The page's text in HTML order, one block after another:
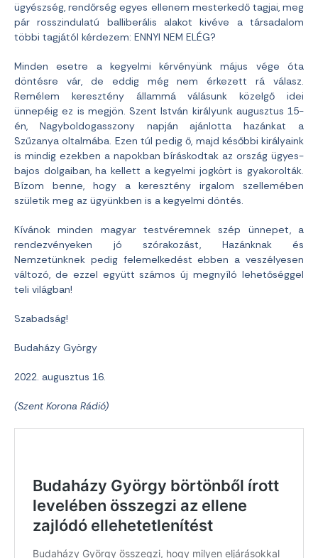
ügyészség, rendőrség egyes ellenem mesterkedő tagjai, meg
pár rosszindulatú balliberális alakot kivéve a társadalom
többi tagjától kérdezem: ENNYI NEM ELÉG?
Minden esetre a kegyelmi kérvényünk május vége óta
döntésre vár, de eddig még nem érkezett rá válasz.
Remélem keresztény állammá válásunk közelgő idei
ünnepéig ez is megjön. Szent István királyunk augusztus 15-
én, Nagyboldogasszony napján ajánlotta hazánkat a
Szűzanya oltalmába. Ezen túl pedig ő, majd későbbi királyaink
is mindig ezekben a napokban bíráskodtak az ország ügyes-
bajos dolgaiban, ha kellett a kegyelmi jogkört is gyakorolták.
Bízom benne, hogy a keresztény irgalom szellemében
születik meg az ügyünkben is a kegyelmi döntés.
Kívánok minden magyar testvéremnek szép ünnepet, a
rendezvényeken jó szórakozást, Hazánknak és
Nemzetünknek pedig felemelkedést ebben a veszélyesen
változó, de ezzel együtt számos új megnyíló lehetőséggel
teli világban!
Szabadság!
Budaházy György
2022. augusztus 16.
(Szent Korona Rádió)